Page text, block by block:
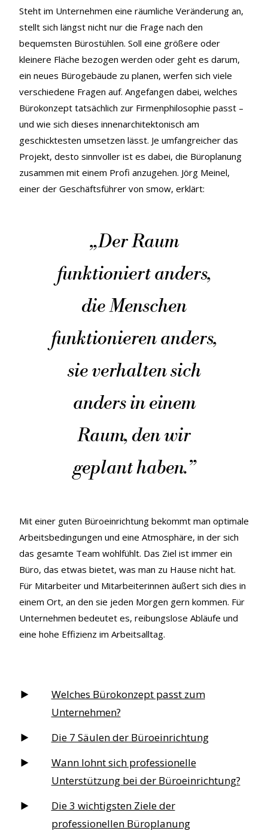
Steht im Unternehmen eine räumliche Veränderung an,
stellt sich längst nicht nur die Frage nach den
bequemsten Bürostühlen. Soll eine größere oder
kleinere Fläche bezogen werden oder geht es darum,
ein neues Bürogebäude zu planen, werfen sich viele
verschiedene Fragen auf. Angefangen dabei, welches
Bürokonzept tatsächlich zur Firmenphilosophie passt –
und wie sich dieses innenarchitektonisch am
geschicktesten umsetzen lässt. Je umfangreicher das
Projekt, desto sinnvoller ist es dabei, die Büroplanung
zusammen mit einem Profi anzugehen. Jörg Meinel,
einer der Geschäftsführer von smow, erklärt:
„Der Raum
funktioniert anders,
die Menschen
funktionieren anders,
sie verhalten sich
anders in einem
Raum, den wir
geplant haben.”
Mit einer guten Büroeinrichtung bekommt man optimale
Arbeitsbedingungen und eine Atmosphäre, in der sich
das gesamte Team wohlfühlt. Das Ziel ist immer ein
Büro, das etwas bietet, was man zu Hause nicht hat.
Für Mitarbeiter und Mitarbeiterinnen äußert sich dies in
einem Ort, an den sie jeden Morgen gern kommen. Für
Unternehmen bedeutet es, reibungslose Abläufe und
eine hohe Effizienz im Arbeitsalltag.
Welches Bürokonzept passt zum
Unternehmen?
Die 7 Säulen der Büroeinrichtung
Wann lohnt sich professionelle
Unterstützung bei der Büroeinrichtung?
Die 3 wichtigsten Ziele der
professionellen Büroplanung